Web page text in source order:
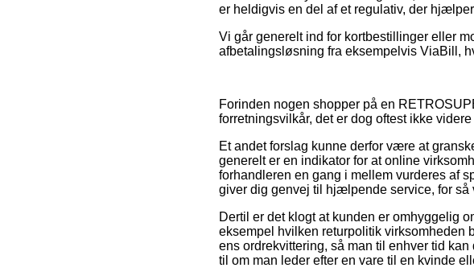
er heldigvis en del af et regulativ, der
Vi går generelt ind for kortbestillinger eller
afbetalingsløsning fra eksempelvis ViaBill,
Forinden nogen shopper på en
forretningsvilkår, det er dog oftest ikke
Et andet forslag kunne derfor være at
generelt er en indikator for at online
forhandleren en gang i mellem vurderes af
giver dig genvej til hjælpende service, for
Dertil er det klogt at kunden er omhyggelig
eksempel hvilken returpolitik virksomheden
ens ordrekvittering, så man til enhver tid
til om man leder efter en vare til en kvinde